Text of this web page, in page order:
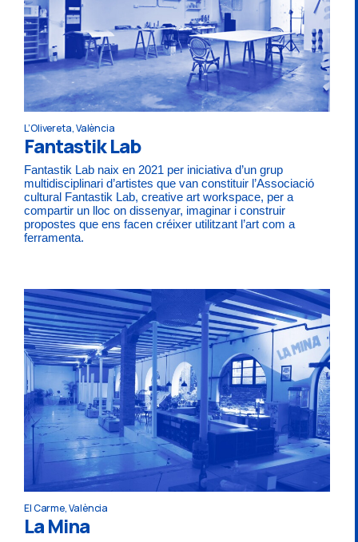
L’Olivereta, València
Fantastik Lab
Fantastik Lab naix en 2021 per iniciativa d’un grup
multidisciplinari d’artistes que van constituir l’Associació
cultural Fantastik Lab, creative art workspace, per a
compartir un lloc on dissenyar, imaginar i construir
propostes que ens facen créixer utilitzant l’art com a
ferramenta.
El Carme, València
La Mina